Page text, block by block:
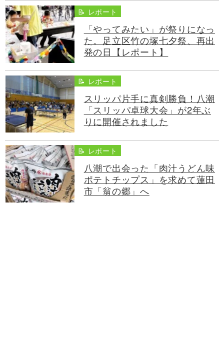
📝 レポート
「やってみたい」が祭りになっ
た。足立区竹の塚七夕祭、再出
発の日【レポート】
📝 レポート
スリッパ片手に真剣勝負！八潮
「スリッパ卓球大会」が2年ぶ
りに開催されました
📝 レポート
八潮で出会った「肉汁うどん味
ポテトチップス」を求めて蓮田
市「翁の郷」へ